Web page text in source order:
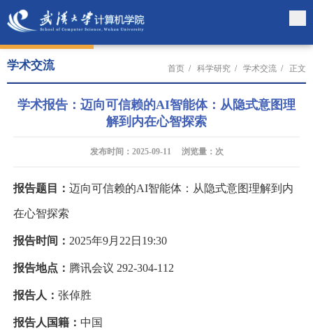
学术交流 首页 / 科学研究 / 学术交流 / 正文
学术报告：迈向可信赖的AI智能体：从隐式意图理
解到内在心智探索
发布时间：2025-09-11 浏览量： 次
报告题目： 迈向可信赖的AI智能体：从隐式意图理解到内
在心智探索
报告时间： 2025年9月 22 日 19:30
报告地点： 腾讯会议 292-304-112
报告人： 张倬胜
报告人国籍： 中国